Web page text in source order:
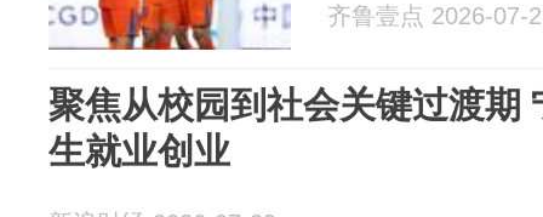
齐鲁壹点 2026-07-
聚焦从校园到社会关键过渡期
生就业创业